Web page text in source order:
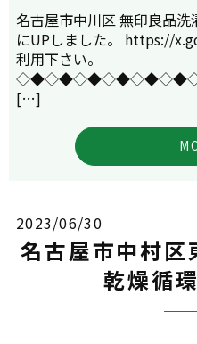
名古屋市中川区 無印良品
にUPしました。 https://
利用下さい。
[…]
2023/06/30
名古屋市中村区
乾燥循